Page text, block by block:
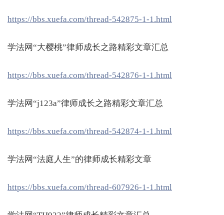
https://bbs.xuefa.com/thread-542875-1-1.html
学法网“大樱桃”律师成长之路精彩文章汇总
https://bbs.xuefa.com/thread-542876-1-1.html
学法网“j123a”律师成长之路精彩文章汇总
https://bbs.xuefa.com/thread-542874-1-1.html
学法网“法庭人生”的律师成长精彩文章
https://bbs.xuefa.com/thread-607926-1-1.html